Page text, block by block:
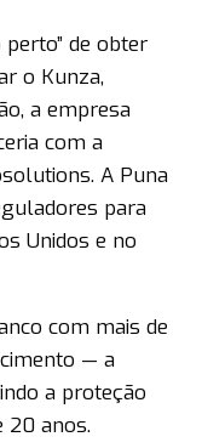
de obter
o Kunza,
a empresa
com a
A Puna
para
Unidos e no
com mais de
— a
a proteção
20 anos.